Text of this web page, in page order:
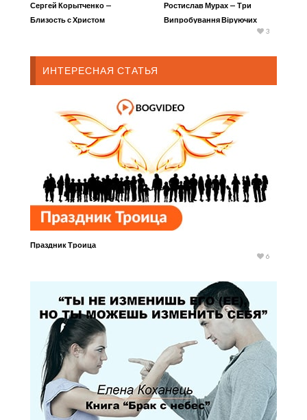
Сергей Корытченко —
Близость с Христом
Ростислав Мурах — Три
Випробування Віруючих
3
ИНТЕРЕСНАЯ СТАТЬЯ
Праздник Троица
6